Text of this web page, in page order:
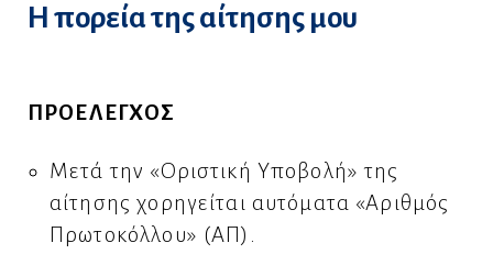
Η πορεία της αίτησης μου
ΠΡΟΕΛΕΓΧΟΣ
Μετά την «Οριστική Υποβολή» της
αίτησης χορηγείται αυτόματα «Αριθμός
Πρωτοκόλλου» (ΑΠ).